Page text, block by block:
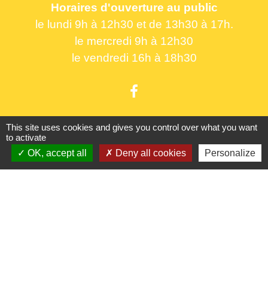
Horaires d'ouverture au public
le lundi 9h à 12h30 et de 13h30 à 17h.
le mercredi 9h à 12h30
le vendredi 16h à 18h30
Liens utiles
France Titres - ANTS
This site uses cookies and gives you control over what you want
to activate
OK, accept all
Deny all cookies Personalize